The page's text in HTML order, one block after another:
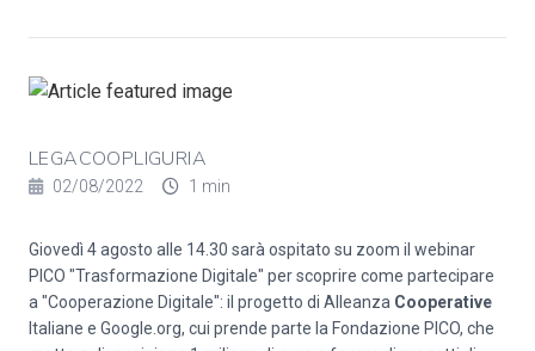
LEGACOOPLIGURIA
02/08/2022 1 min
Giovedì 4 agosto alle 14.30 sarà ospitato su zoom il webinar
PICO "Trasformazione Digitale" per scoprire come partecipare
a "Cooperazione Digitale": il progetto di Alleanza Cooperative
Italiane e Google.org, cui prende parte la Fondazione PICO, che